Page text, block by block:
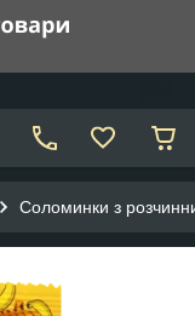
Соломинки з